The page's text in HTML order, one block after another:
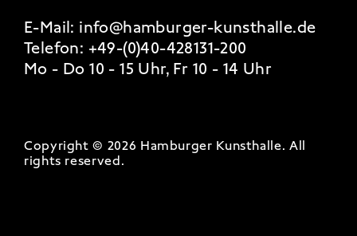
E-Mail: info@hamburger-kunsthalle.de
Telefon: +49-(0)40-428131-200
Mo - Do 10 - 15 Uhr, Fr 10 - 14 Uhr
Copyright © 2026 Hamburger Kunsthalle. All
rights reserved.